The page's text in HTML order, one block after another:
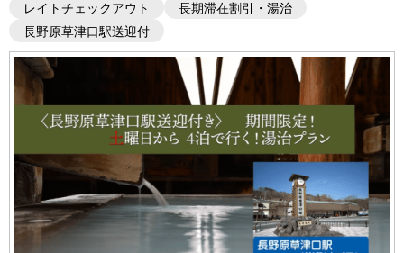
レイトチェックアウト
長期滞在割引・湯治
長野原草津口駅送迎付